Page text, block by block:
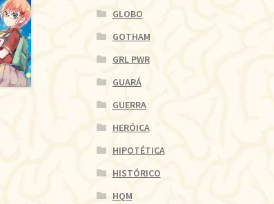
GLOBO
GOTHAM
GRL PWR
GUARÁ
GUERRA
HERÓICA
HIPOTÉTICA
HISTÓRICO
HQM